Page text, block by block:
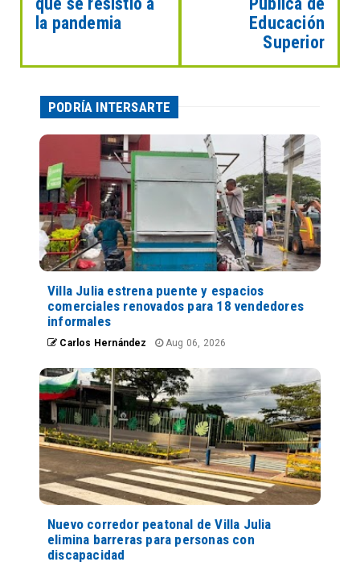
la pandemia
Educación
Superior
PODRÍA INTERSARTE
Villa Julia estrena puente y espacios
comerciales renovados para 18 vendedores
informales
Carlos Hernández Aug 06, 2026
Nuevo corredor peatonal de Villa Julia
elimina barreras para personas con
discapacidad